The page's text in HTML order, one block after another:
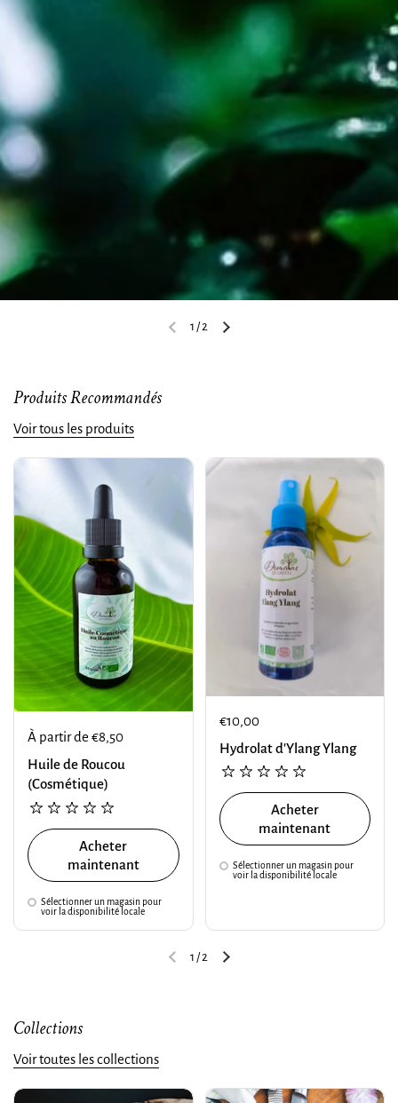
1 /2
Produits Recommandés
Voir tous les produits
À partir de €8,50
Huile de Roucou
(Cosmétique)
Acheter
maintenant
Sélectionner un magasin pour
voir la disponibilité locale
€10,00
Hydrolat d'Ylang Ylang
Acheter
maintenant
Sélectionner un magasin pour
voir la disponibilité locale
1 /2
Collections
Voir toutes les collections